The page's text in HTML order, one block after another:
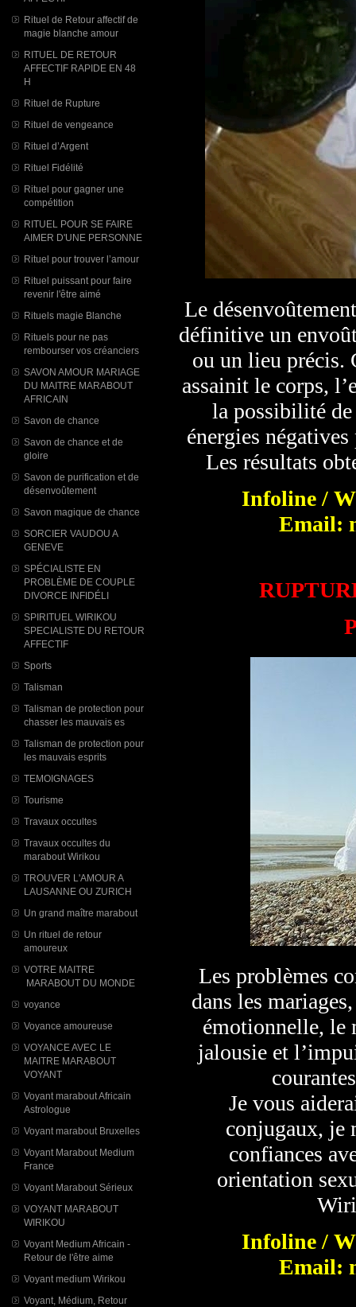
Rituel de Retour affectif de
magie blanche amour
RITUEL DE RETOUR
AFFECTIF RAPIDE EN 48
H
Rituel de Rupture
Rituel de vengeance
Rituel d’Argent
Rituel Fidélité
Rituel pour gagner une
compétition
RITUEL POUR SE FAIRE
AIMER D'UNE PERSONNE
Rituel pour trouver l’amour
Rituel puissant pour faire
revenir l'être aimé
Rituels magie Blanche
Rituels pour ne pas
rembourser vos créanciers
SAVON AMOUR MARIAGE
DU MAITRE MARABOUT
AFRICAIN
Savon de chance
Savon de chance et de
gloire
Savon de purification et de
désenvoûtement
Savon magique de chance
SORCIER VAUDOU A
GENEVE
SPÉCIALISTE EN
PROBLÈME DE COUPLE
DIVORCE INFIDÉLI
SPIRITUEL WIRIKOU
SPECIALISTE DU RETOUR
AFFECTIF
Sports
Talisman
Talisman de protection pour
chasser les mauvais es
Talisman de protection pour
les mauvais esprits
TEMOIGNAGES
Tourisme
Travaux occultes
Travaux occultes du
marabout Wirikou
TROUVER L'AMOUR A
LAUSANNE OU ZURICH
Un grand maître marabout
Un rituel de retour
amoureux
VOTRE MAITRE
MARABOUT DU MONDE
voyance
Voyance amoureuse
VOYANCE AVEC LE
MAITRE MARABOUT
VOYANT
Voyant marabout Africain
Astrologue
Voyant marabout Bruxelles
Voyant Marabout Medium
France
Voyant Marabout Sérieux
VOYANT MARABOUT
WIRIKOU
Voyant Medium Africain -
Retour de l'être aime
Voyant medium Wirikou
Voyant, Médium, Retour
Le
définitive un
ou un lieu précis.
assainit le corps,
la possibilité de
énergies
Les résultats
Infoline /
Email:
Les problèmes
dans les
émotionnelle, le
jalousie et
Je vous
conjugaux, je
confiances
orientation
Infoline /
Email: